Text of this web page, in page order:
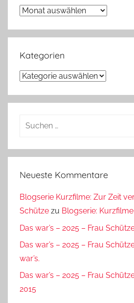
Archiv
2002
Kategorien
Kategorien
Suchen
Neueste Kommentare
Blogserie Kurzfilme: Zur Zeit
Schütze zu Blogserie:
Das war’s – 2025 – Frau
Das war’s – 2025 – Frau
war’s.
Das war’s – 2025 – Frau
2015